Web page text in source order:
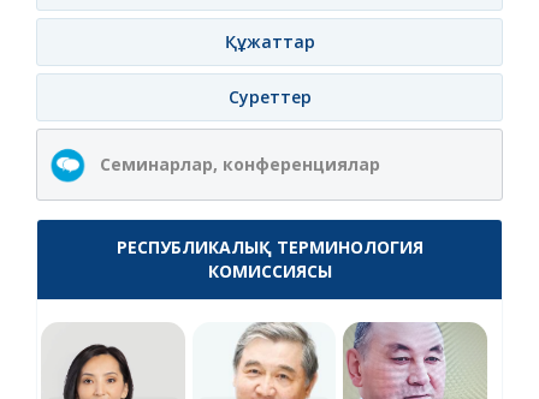
Құжаттар
Суреттер
Семинарлар, конференциялар
РЕСПУБЛИКАЛЫҚ ТЕРМИНОЛОГИЯ
КОМИССИЯСЫ